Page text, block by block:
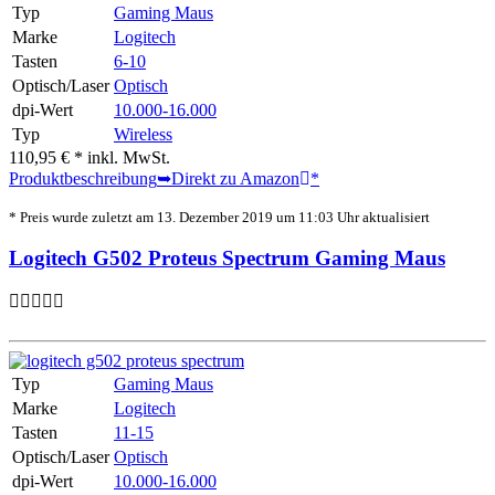
Typ
Gaming Maus
Marke
Logitech
Tasten
6-10
Optisch/Laser Optisch
dpi-Wert
10.000-16.000
Typ
Wireless
110,95 € * inkl. MwSt.
Produktbeschreibung➥Direkt zu Amazon *
* Preis wurde zuletzt am 13. Dezember 2019 um 11:03 Uhr aktualisiert
Logitech G502 Proteus Spectrum Gaming Maus
Typ
Gaming Maus
Marke
Logitech
Tasten
11-15
Optisch/Laser Optisch
dpi-Wert
10.000-16.000